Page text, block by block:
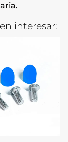
interesar: